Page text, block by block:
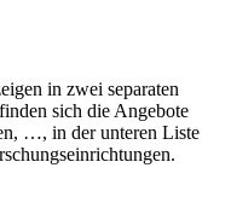
in zwei separaten
sich die Angebote
…, in der unteren Liste